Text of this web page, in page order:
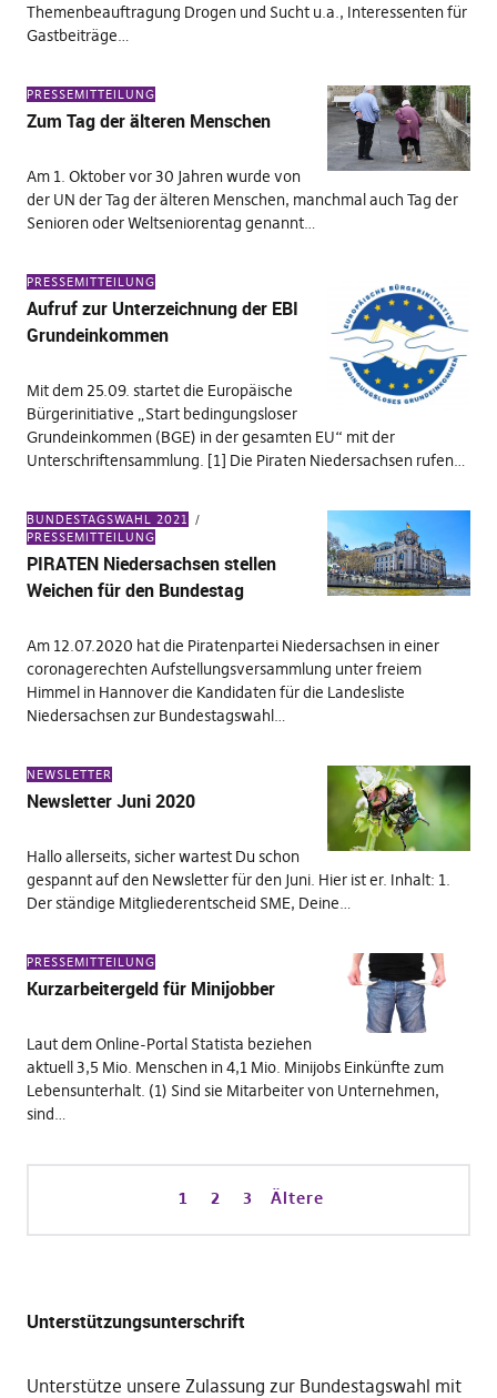
Themenbeauftragung Drogen und Sucht u.a., Interessenten für
Gastbeiträge…
PRESSEMITTEILUNG
Zum Tag der älteren Menschen
Am 1. Oktober vor 30 Jahren wurde von
der UN der Tag der älteren Menschen, manchmal auch Tag der
Senioren oder Weltseniorentag genannt…
PRESSEMITTEILUNG
Aufruf zur Unterzeichnung der EBI
Grundeinkommen
Mit dem 25.09. startet die Europäische
Bürgerinitiative „Start bedingungsloser
Grundeinkommen (BGE) in der gesamten EU“ mit der
Unterschriftensammlung. [1] Die Piraten Niedersachsen rufen…
BUNDESTAGSWAHL 2021
PRESSEMITTEILUNG
PIRATEN Niedersachsen stellen
Weichen für den Bundestag
Am 12.07.2020 hat die Piratenpartei Niedersachsen in einer
coronagerechten Aufstellungsversammlung unter freiem
Himmel in Hannover die Kandidaten für die Landesliste
Niedersachsen zur Bundestagswahl…
NEWSLETTER
Newsletter Juni 2020
Hallo allerseits, sicher wartest Du schon
gespannt auf den Newsletter für den Juni. Hier ist er. Inhalt: 1.
Der ständige Mitgliederentscheid SME, Deine…
PRESSEMITTEILUNG
Kurzarbeitergeld für Minijobber
Laut dem Online-Portal Statista beziehen
aktuell 3,5 Mio. Menschen in 4,1 Mio. Minijobs Einkünfte zum
Lebensunterhalt. (1) Sind sie Mitarbeiter von Unternehmen,
sind…
1 2 3 Ältere
Unterstützungsunterschrift
Unterstütze unsere Zulassung zur Bundestagswahl mit